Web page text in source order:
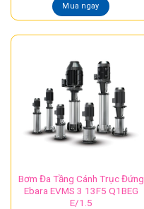
Mua ngay
Bơm Đa Tầng Cánh Trục Đứng
Ebara EVMS 3 13F5 Q1BEG
E/1.5